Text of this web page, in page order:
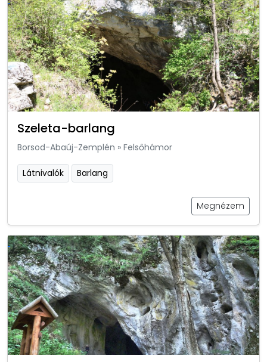
Szeleta-barlang
Borsod-Abaúj-Zemplén » Felsőhámor
Látnivalók Barlang
Megnézem